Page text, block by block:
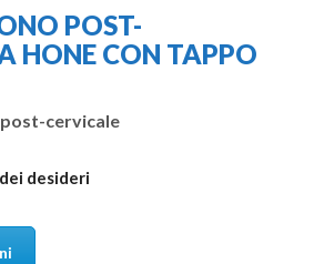
POST-
HONE CON TAPPO
cervicale
desideri